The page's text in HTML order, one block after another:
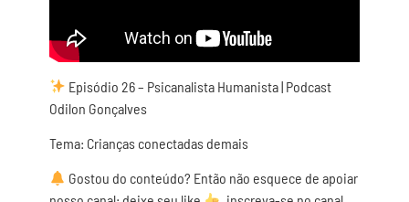
Episódio 26 – Psicanalista Humanista | Podcast
Odilon Gonçalves
Tema: Crianças conectadas demais
Gostou do conteúdo? Então não esquece de apoiar